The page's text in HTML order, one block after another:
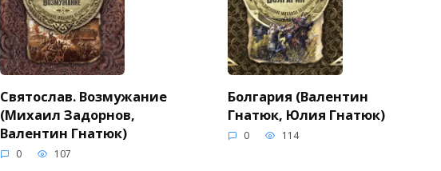
Святослав. Возмужание
(Михаил Задорнов,
Валентин Гнатюк)
0 107
Болгария (Валентин
Гнатюк, Юлия Гнатюк)
0 114